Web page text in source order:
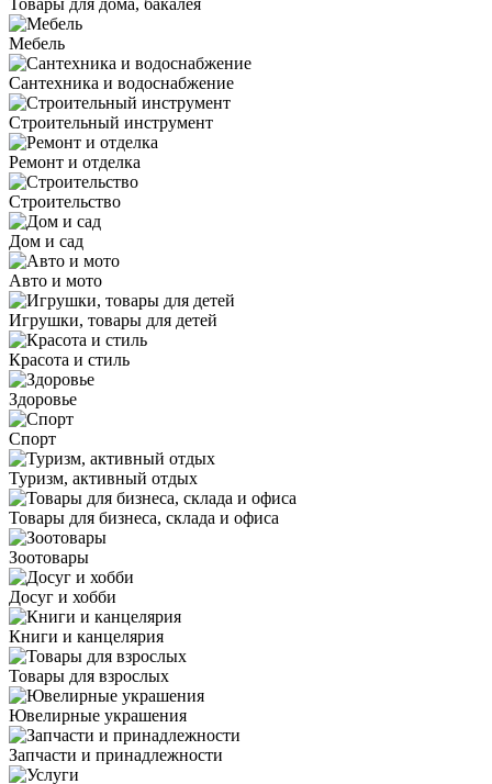
Товары для дома, бакалея
Мебель
Сантехника и водоснабжение
Строительный инструмент
Ремонт и отделка
Строительство
Дом и сад
Авто и мото
Игрушки, товары для детей
Красота и стиль
Здоровье
Спорт
Туризм, активный отдых
Товары для бизнеса, склада и офиса
Зоотовары
Досуг и хобби
Книги и канцелярия
Товары для взрослых
Ювелирные украшения
Запчасти и принадлежности